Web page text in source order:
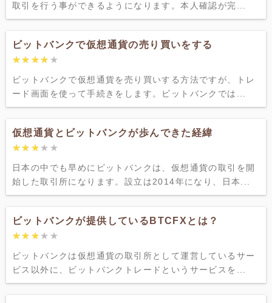
取引を行う事ができるようになります。本人確認が完...
ビットバンクで仮想通貨の売り買いをする
★★★★★
★★★★★
ビットバンクで仮想通貨を売り買いする方法ですが、トレ
ード画面を使って手続きをします。ビットバンクでは...
仮想通貨とビットバンクが歩んできた経緯
★★★★★
★★★★★
日本の中でも早めにビットバンクは、仮想通貨の取引を開
始した取引所になります。設立は2014年になり、日本...
ビットバンクが提供しているBTCFXとは？
★★★★★
★★★★★
ビットバンクは仮想通貨の取引所として運営しているサー
ビス以外に、ビットバンクトレードというサービスを...